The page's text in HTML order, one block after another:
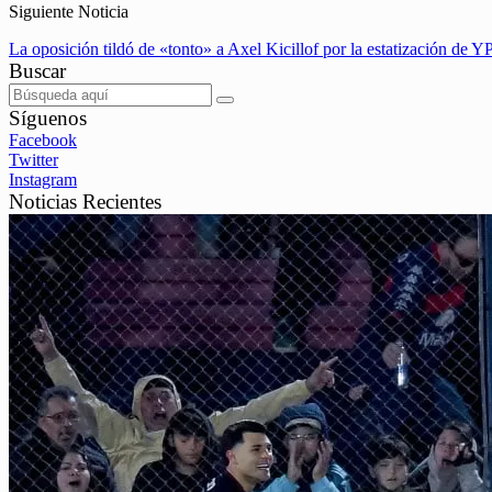
Siguiente Noticia
La oposición tildó de «tonto» a Axel Kicillof por la estatización de
Buscar
Síguenos
Facebook
Twitter
Instagram
Noticias Recientes